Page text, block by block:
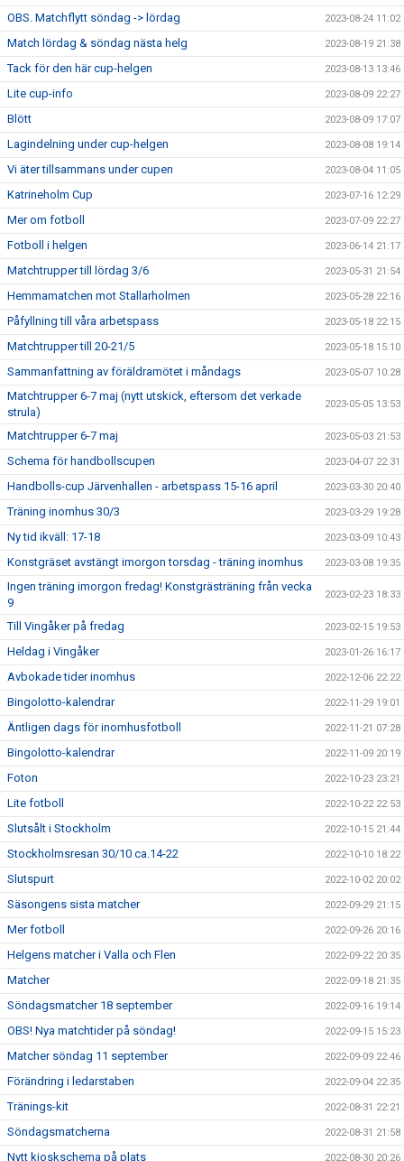
OBS. Matchflytt söndag -> lördag 2023-08-24 11:02
Match lördag & söndag nästa helg 2023-08-19 21:38
Tack för den här cup-helgen 2023-08-13 13:46
Lite cup-info 2023-08-09 22:27
Blött 2023-08-09 17:07
Lagindelning under cup-helgen 2023-08-08 19:14
Vi äter tillsammans under cupen 2023-08-04 11:05
Katrineholm Cup 2023-07-16 12:29
Mer om fotboll 2023-07-09 22:27
Fotboll i helgen 2023-06-14 21:17
Matchtrupper till lördag 3/6 2023-05-31 21:54
Hemmamatchen mot Stallarholmen 2023-05-28 22:16
Påfyllning till våra arbetspass 2023-05-18 22:15
Matchtrupper till 20-21/5 2023-05-18 15:10
Sammanfattning av föräldramötet i måndags 2023-05-07 10:28
Matchtrupper 6-7 maj (nytt utskick, eftersom det verkade
strula)
2023-05-05 13:53
Matchtrupper 6-7 maj 2023-05-03 21:53
Schema för handbollscupen 2023-04-07 22:31
Handbolls-cup Järvenhallen - arbetspass 15-16 april 2023-03-30 20:40
Träning inomhus 30/3 2023-03-29 19:28
Ny tid ikväll: 17-18 2023-03-09 10:43
Konstgräset avstängt imorgon torsdag - träning inomhus 2023-03-08 19:35
Ingen träning imorgon fredag! Konstgrästräning från vecka
9
2023-02-23 18:33
Till Vingåker på fredag 2023-02-15 19:53
Heldag i Vingåker 2023-01-26 16:17
Avbokade tider inomhus 2022-12-06 22:22
Bingolotto-kalendrar 2022-11-29 19:01
Äntligen dags för inomhusfotboll 2022-11-21 07:28
Bingolotto-kalendrar 2022-11-09 20:19
Foton 2022-10-23 23:21
Lite fotboll 2022-10-22 22:53
Slutsålt i Stockholm 2022-10-15 21:44
Stockholmsresan 30/10 ca.14-22 2022-10-10 18:22
Slutspurt 2022-10-02 20:02
Säsongens sista matcher 2022-09-29 21:15
Mer fotboll 2022-09-26 20:16
Helgens matcher i Valla och Flen 2022-09-22 20:35
Matcher 2022-09-18 21:35
Söndagsmatcher 18 september 2022-09-16 19:14
OBS! Nya matchtider på söndag! 2022-09-15 15:23
Matcher söndag 11 september 2022-09-09 22:46
Förändring i ledarstaben 2022-09-04 22:35
Tränings-kit 2022-08-31 22:21
Söndagsmatcherna 2022-08-31 21:58
Nytt kioskschema på plats 2022-08-30 20:26